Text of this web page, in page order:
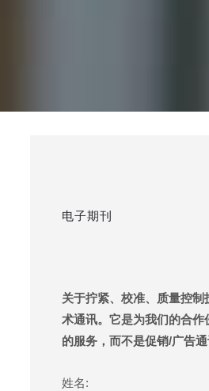
电子期刊
关于拧紧、校准、质量控制
术通讯。它是为我们的合作
的服务，而不是促销/广告
姓名: